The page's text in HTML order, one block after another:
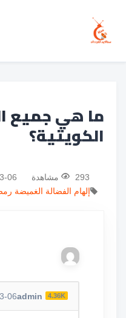
ما هي جميع
الكويتية؟
293 مشاهدة 06
إلهام الفضالة الغميضة
admin 4.36K
06